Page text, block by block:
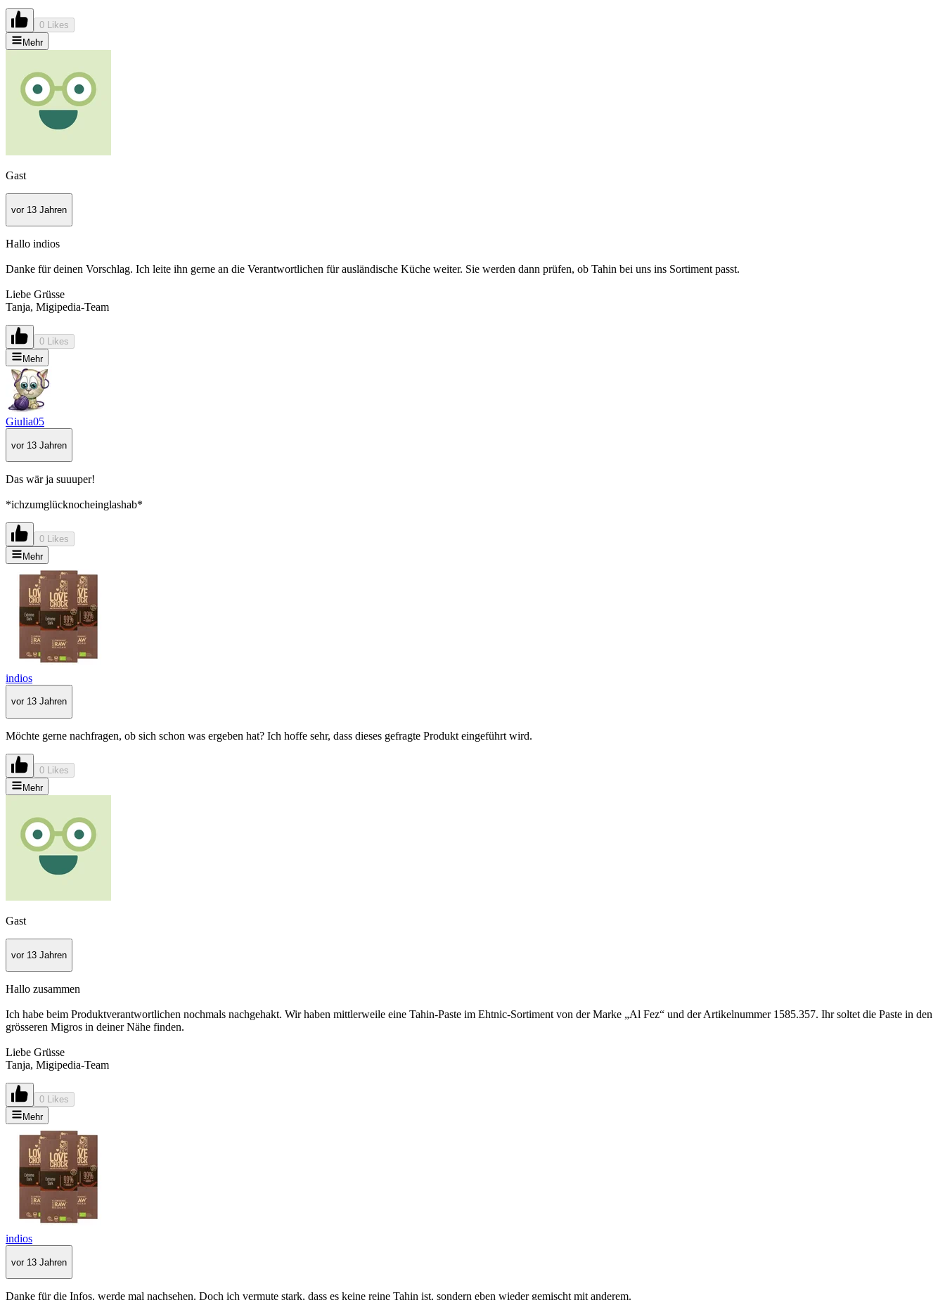
0 Likes
Mehr
Gast
vor 13 Jahren
Hallo indios
Danke für deinen Vorschlag. Ich leite ihn gerne an die Verantwortlichen für ausländische Küche weiter. Sie werden dann prüfen, ob Tahin bei uns ins Sortiment passt.
Liebe Grüsse
Tanja, Migipedia-Team
0 Likes
Mehr
Giulia05
vor 13 Jahren
Das wär ja suuuper!
*ichzumglücknocheinglashab*
0 Likes
Mehr
indios
vor 13 Jahren
Möchte gerne nachfragen, ob sich schon was ergeben hat? Ich hoffe sehr, dass dieses gefragte Produkt eingeführt wird.
0 Likes
Mehr
Gast
vor 13 Jahren
Hallo zusammen
Ich habe beim Produktverantwortlichen nochmals nachgehakt. Wir haben mittlerweile eine Tahin-Paste im Ehtnic-Sortiment von der Marke „Al Fez“ und der Artikelnummer 1585.357. Ihr soltet die Paste in den
grösseren Migros in deiner Nähe finden.
Liebe Grüsse
Tanja, Migipedia-Team
0 Likes
Mehr
indios
vor 13 Jahren
Danke für die Infos, werde mal nachsehen. Doch ich vermute stark, dass es keine reine Tahin ist, sondern eben wieder gemischt mit anderem.